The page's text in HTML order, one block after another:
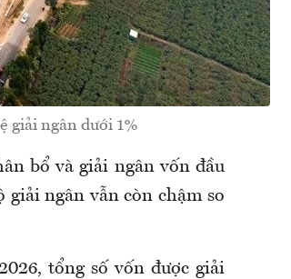
giải ngân dưới 1%
bổ và giải ngân vốn đầu
ngân vẫn còn chậm so
tổng số vốn được giải